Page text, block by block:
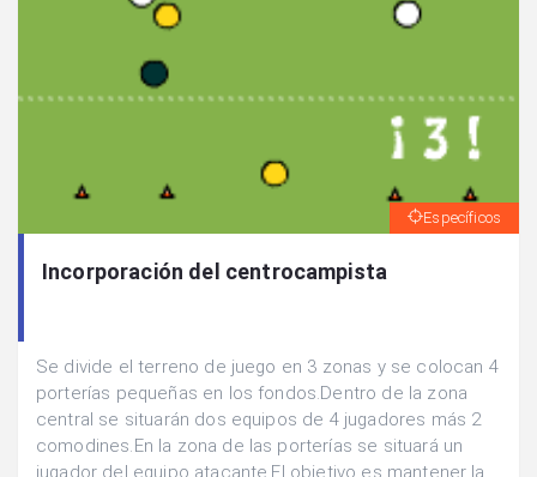
Específicos
Incorporación del centrocampista
Se divide el terreno de juego en 3 zonas y se colocan 4
porterías pequeñas en los fondos.Dentro de la zona
central se situarán dos equipos de 4 jugadores más 2
comodines.En la zona de las porterías se situará un
jugador del equipo atacante.El objetivo es mantener la